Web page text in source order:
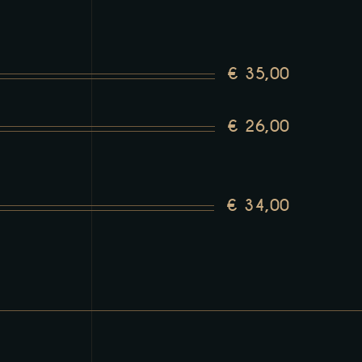
€ 35,00
€ 26,00
€ 34,00